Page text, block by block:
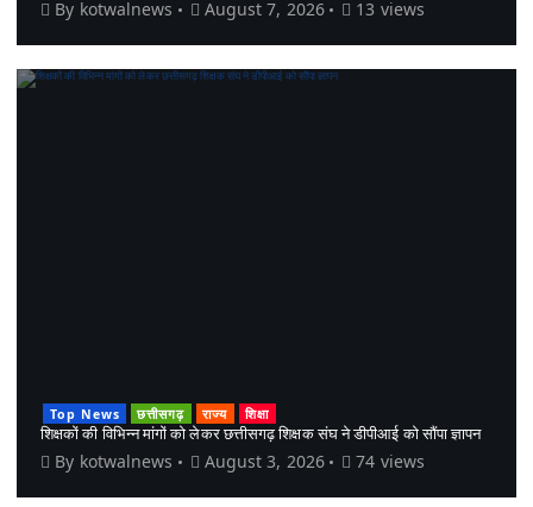
By kotwalnews August 7, 2026 13 views
Top News छत्तीसगढ़ राज्य
शिक्षा
शिक्षकों की विभिन्न मांगों को लेकर छत्तीसगढ़ शिक्षक संघ ने डीपीआई को सौंपा ज्ञापन
By kotwalnews August 3, 2026 74 views